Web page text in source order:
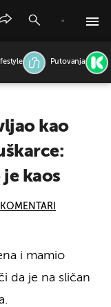
Putovanja
kao
je kaos
KOMENTARI
i mamio
da je na sličan